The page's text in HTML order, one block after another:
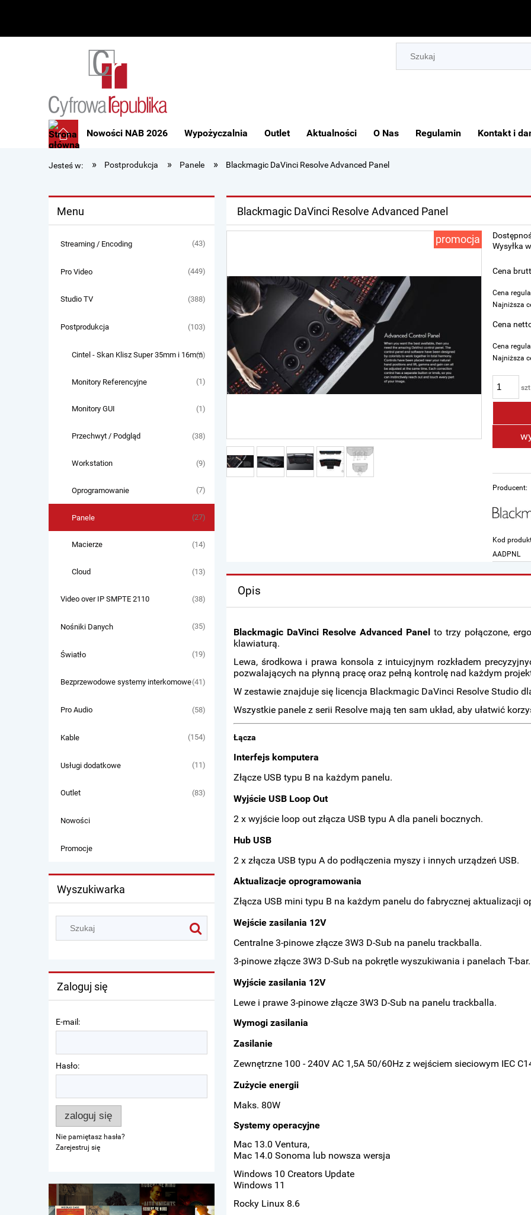
Nowości NAB 2026 Wypożyczalnia Outlet Aktualności O Nas Regulamin Kontakt i
Jesteś w: » Postprodukcja » Panele » Blackmagic DaVinci Resolve Advanced Panel
Menu
Streaming / Encoding (43)
Pro Video (449)
Studio TV (388)
Postprodukcja (103)
Cintel - Skan Klisz Super 35mm i 16mm
(6)
Monitory Referencyjne (1)
Monitory GUI (1)
Przechwyt / Podgląd (38)
Workstation (9)
Oprogramowanie (7)
Panele (27)
Macierze (14)
Cloud (13)
Video over IP SMPTE 2110 (38)
Nośniki Danych (35)
Światło (19)
Bezprzewodowe systemy interkomowe(41)
Pro Audio (58)
Kable (154)
Usługi dodatkowe (11)
Outlet (83)
Nowości
Promocje
Wyszukiwarka
Zaloguj się
E-mail:
Hasło:
zaloguj się
Nie pamiętasz hasła?
Zarejestruj się
Blackmagic DaVinci Resolve Advanced Panel
promocja
Wysyłka
Cena
Cena
Najniższa
Cena
Cena
Najniższa
Producent:
Kod
AADPNL
Opis
Blackmagic DaVinci Resolve Advanced Panel to trzy połączone,
klawiaturą.
Lewa, środkowa i prawa konsola z intuicyjnym rozkładem
pozwalających na płynną pracę oraz pełną kontrolę nad każdym
W zestawie znajduje się licencja Blackmagic DaVinci Resolve Studio
Wszystkie panele z serii Resolve mają ten sam układ, aby ułatwić
Łącza
Interfejs komputera
Złącze USB typu B na każdym panelu.
Wyjście USB Loop Out
2 x wyjście loop out złącza USB typu A dla paneli bocznych.
Hub USB
2 x złącza USB typu A do podłączenia myszy i innych urządzeń USB.
Aktualizacje oprogramowania
Złącza USB mini typu B na każdym panelu do fabrycznej aktualizacji
Wejście zasilania 12V
Centralne 3-pinowe złącze 3W3 D-Sub na panelu trackballa.
3-pinowe złącze 3W3 D-Sub na pokrętle wyszukiwania i panelach T-bar.
Wyjście zasilania 12V
Lewe i prawe 3-pinowe złącze 3W3 D-Sub na panelu trackballa.
Wymogi zasilania
Zasilanie
Zewnętrzne 100 - 240V AC 1,5A 50/60Hz z wejściem sieciowym IEC
Zużycie energii
Maks. 80W
Systemy operacyjne
Mac 13.0 Ventura,
Mac 14.0 Sonoma lub nowsza wersja
Windows 10 Creators Update
Windows 11
Rocky Linux 8.6